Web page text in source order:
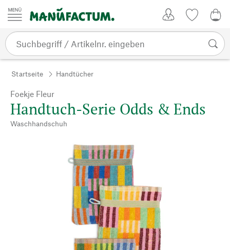
Zum Inhalt springen
Startseite Handtücher
Foekje Fleur
Handtuch-Serie Odds & Ends
Waschhandschuh